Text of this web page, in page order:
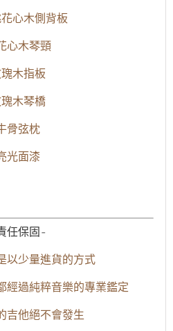
心木側背板
心木琴頸
木指板
木琴橋
骨弦枕
光面漆
任保固-
以少量進貨的方式
經過純粹音樂的專業鑑定
吉他絕不會發生